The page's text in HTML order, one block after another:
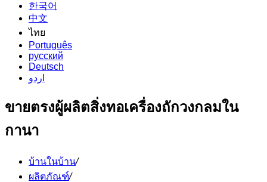
한국어
中文
ไทย
Português
русский
Deutsch
اردو
ขายตรงผู้ผลิตสิ่งทอเครื่องถักวงกลมใน
กานา
บ้านในบ้าน/
ผลิตภัณฑ์/